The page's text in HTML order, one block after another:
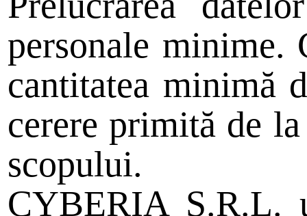
personale minime.
cantitatea minimă
cerere primită de
scopului.
CYBERIA S.R.L.